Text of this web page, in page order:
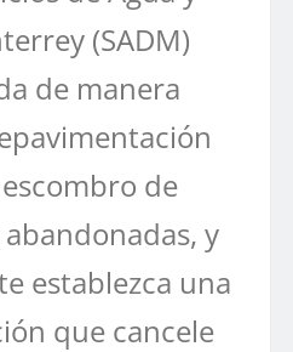
(SADM)
de manera
de
y
establezca una
que cancele